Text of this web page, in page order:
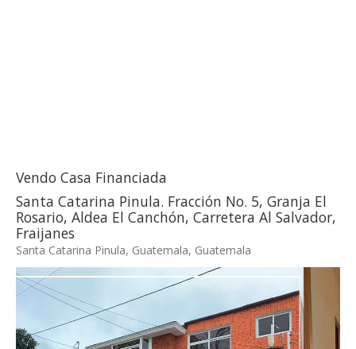
Vendo Casa Financiada
Santa Catarina Pinula. Fracción No. 5, Granja El
Rosario, Aldea El Canchón, Carretera Al Salvador,
Fraijanes
Santa Catarina Pinula, Guatemala, Guatemala